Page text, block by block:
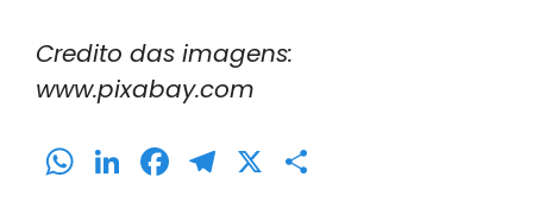
Credito das imagens:
www.pixabay.com
W Li F T X